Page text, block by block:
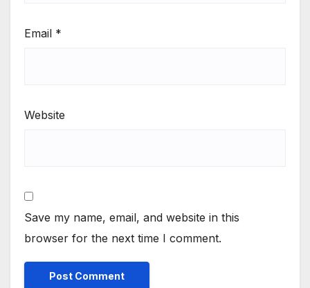
Email *
Website
Save my name, email, and website in this
browser for the next time I comment.